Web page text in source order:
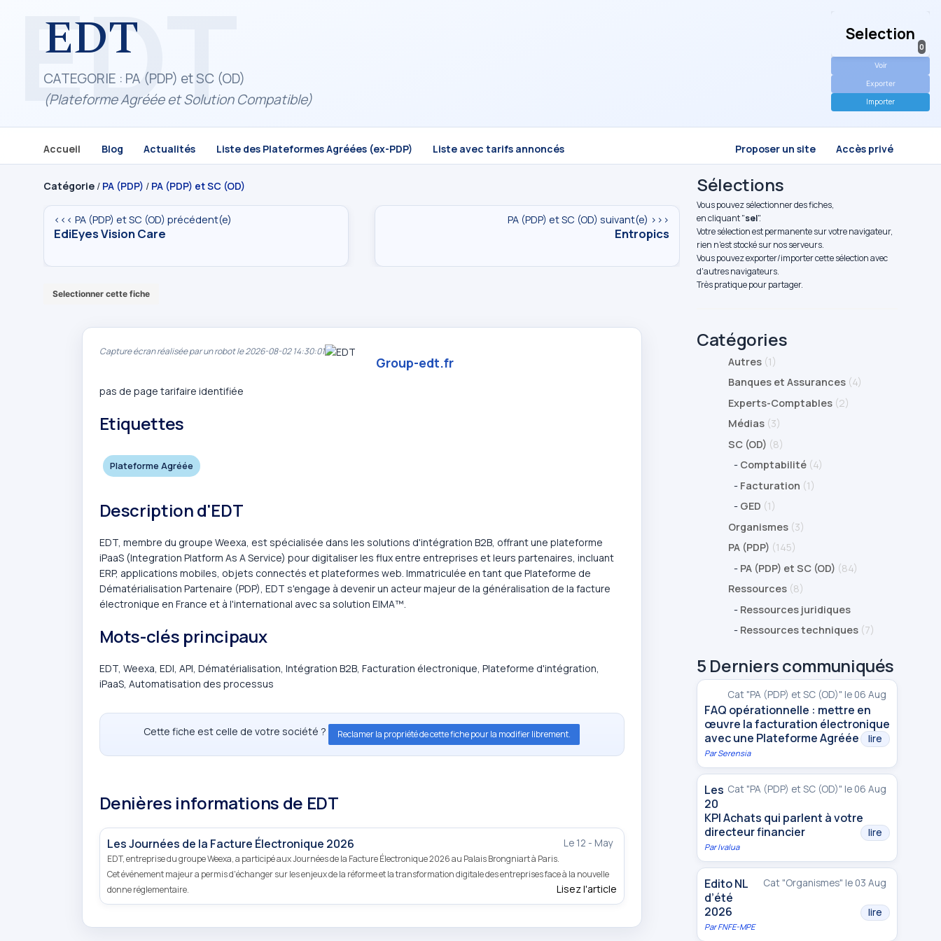
EDT
CATEGORIE : PA (PDP) et SC (OD)
(Plateforme Agréée et Solution Compatible)
Accueil Blog Actualités Liste des Plateformes Agréées (ex-PDP) Liste avec tarifs annoncés Proposer un site Accès privé
Selection
0
Voir
Exporter
Importer
Catégorie / PA (PDP) / PA (PDP) et SC (OD)
<<< PA (PDP) et SC (OD) précédent(e)
EdiEyes Vision Care
PA (PDP) et SC (OD) suivant(e) >>>
Entropics
Selectionner cette fiche
Capture écran réalisée par un robot le 2026-08-02 14:30:01
Group-edt.fr
pas de page tarifaire identifiée
Etiquettes
Plateforme Agréée
Description d'EDT
EDT, membre du groupe Weexa, est spécialisée dans les solutions d'intégration B2B, offrant une plateforme
iPaaS (Integration Platform As A Service) pour digitaliser les flux entre entreprises et leurs partenaires, incluant
ERP, applications mobiles, objets connectés et plateformes web. Immatriculée en tant que Plateforme de
Dématérialisation Partenaire (PDP), EDT s'engage à devenir un acteur majeur de la généralisation de la facture
électronique en France et à l'international avec sa solution EIMA™.
Mots-clés principaux
EDT, Weexa, EDI, API, Dématérialisation, Intégration B2B, Facturation électronique, Plateforme d'intégration,
iPaaS, Automatisation des processus
Cette fiche est celle de votre société ? Reclamer la propriété de cette fiche pour la modifier librement.
Denières informations de EDT
Le 12 - May
Les Journées de la Facture Électronique 2026
EDT, entreprise du groupe Weexa, a participé aux Journées de la Facture Électronique 2026 au Palais Brongniart à Paris.
Cet événement majeur a permis d'échanger sur les enjeux de la réforme et la transformation digitale des entreprises face à la nouvelle
donne réglementaire.
Lisez l'article
Sélections
Vous pouvez sélectionner des fiches,
en cliquant "sel".
Votre sélection est permanente sur votre navigateur,
rien n'est stocké sur nos serveurs.
Vous pouvez exporter/importer cette sélection avec
d'autres navigateurs.
Très pratique pour partager.
Catégories
Autres (1)
Banques et Assurances (4)
Experts-Comptables (2)
Médias (3)
SC (OD) (8)
- Comptabilité (4)
- Facturation (1)
- GED (1)
Organismes (3)
PA (PDP) (145)
- PA (PDP) et SC (OD) (84)
Ressources (8)
- Ressources juridiques
- Ressources techniques (7)
5 Derniers communiqués
Cat "PA (PDP) et SC (OD)" le 06 Aug
FAQ opérationnelle : mettre en
œuvre la facturation électronique
avec une Plateforme Agréée
lire
ParSerensia
Cat "PA (PDP) et SC (OD)" le 06 Aug
Les
20
KPI Achats qui parlent à votre
directeur financier
lire
ParIvalua
Cat "Organismes" le 03 Aug
Edito NL
d’été
2026
lire
ParFNFE-MPE